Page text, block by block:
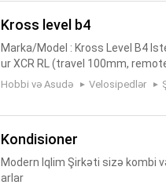
kross level b4
Marka/Model : Kross Level B4
ur XCR RL (travel 100mm,
Təkərlər: Schwalbe Rapid Rob
Hobbi və Asudə Velosipedlər
kondisioner
Modern Iqlim Şirkəti sizə kombi
arlar